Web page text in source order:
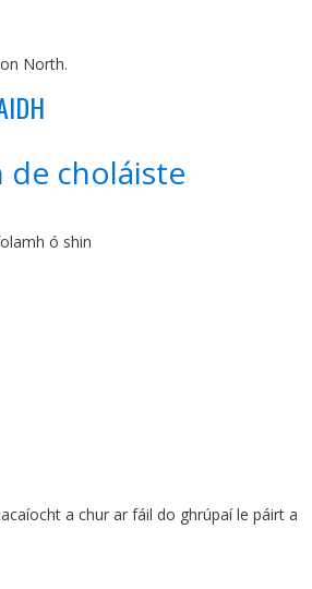
North.
de choláiste
ó shin
a chur ar fáil do ghrúpaí le páirt a